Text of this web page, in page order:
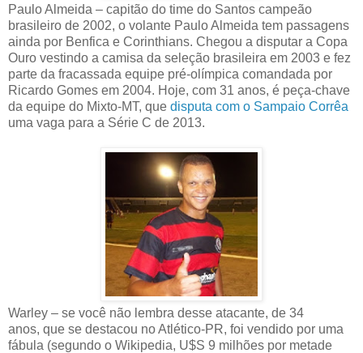
Paulo Almeida – capitão do time do Santos campeão
brasileiro de 2002, o volante Paulo Almeida tem passagens
ainda por Benfica e Corinthians. Chegou a disputar a Copa
Ouro vestindo a camisa da seleção brasileira em 2003 e fez
parte da fracassada equipe pré-olímpica comandada por
Ricardo Gomes em 2004. Hoje, com 31 anos, é peça-chave
da equipe do Mixto-MT, que disputa com o Sampaio Corrêa
uma vaga para a Série C de 2013.
Warley – se você não lembra desse atacante, de 34
anos, que se destacou no Atlético-PR, foi vendido por uma
fábula (segundo o Wikipedia, U$S 9 milhões por metade